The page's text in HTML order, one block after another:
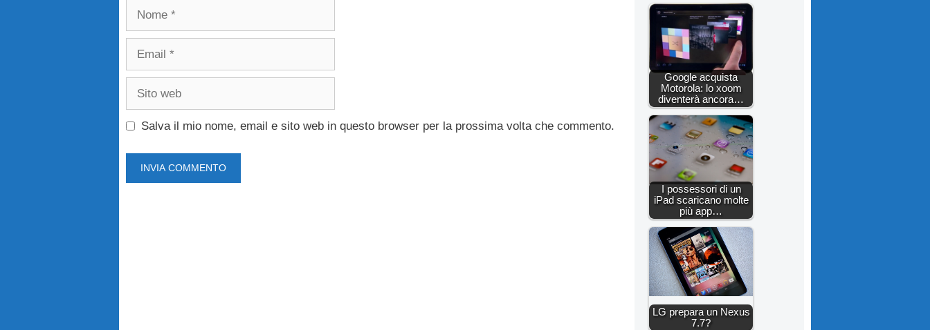
Nome
Email
Sito
Salva il mio nome, email e sito web in questo browser per la prossima volta che commento.
Google acquista
Motorola: lo xoom
diventerà ancora…
I possessori di un
iPad scaricano molte
più app…
LG prepara un Nexus
7.7?